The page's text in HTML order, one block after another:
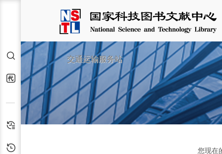
检索
代查代借
检索历史
交通运输服务站
您现在